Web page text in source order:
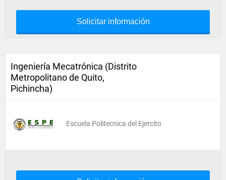
Solicitar información
Ingeniería Mecatrónica (Distrito
Metropolitano de Quito,
Pichincha)
Escuela Politecnica del Ejercito